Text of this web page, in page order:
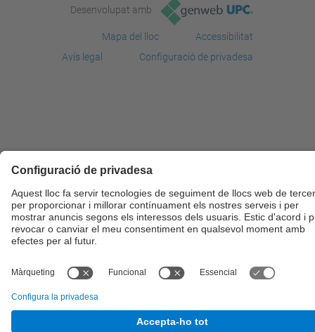
Desenvolupat amb
Mapa del lloc
Accessibilitat
Avís legal
Configuració de privadesa